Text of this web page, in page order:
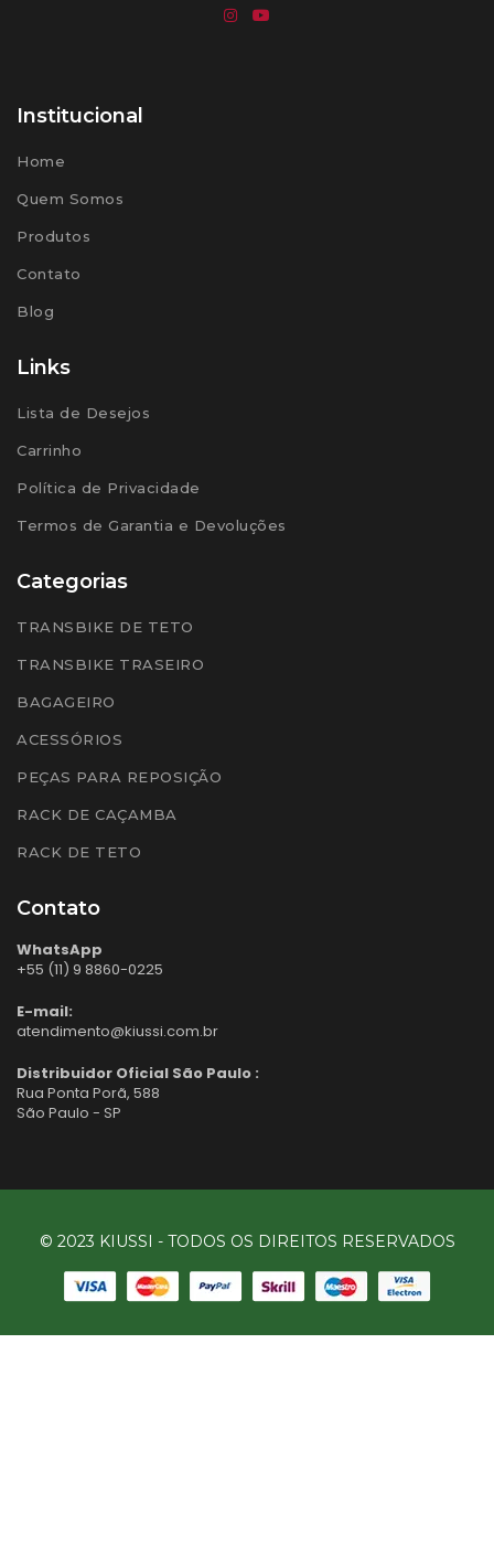
Institucional
Home
Quem Somos
Produtos
Contato
Blog
Links
Lista de Desejos
Carrinho
Política de Privacidade
Termos de Garantia e Devoluções
Categorias
TRANSBIKE DE TETO
TRANSBIKE TRASEIRO
BAGAGEIRO
ACESSÓRIOS
PEÇAS PARA REPOSIÇÃO
RACK DE CAÇAMBA
RACK DE TETO
Contato
WhatsApp
+55 (11) 9 8860-0225
E-mail:
atendimento@kiussi.com.br
Distribuidor Oficial São Paulo :
Rua Ponta Porã, 588
São Paulo - SP
© 2023 KIUSSI - TODOS OS DIREITOS RESERVADOS